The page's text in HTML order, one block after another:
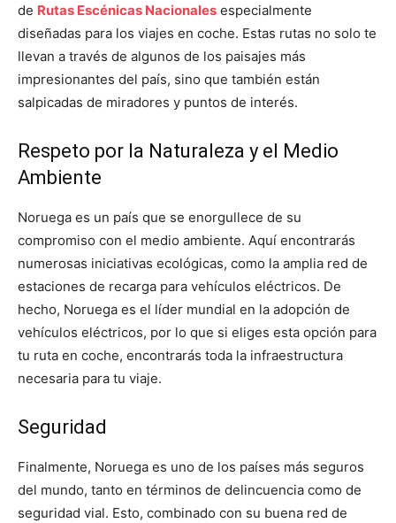
de Rutas Escénicas Nacionales especialmente
diseñadas para los viajes en coche. Estas rutas no solo te
llevan a través de algunos de los paisajes más
impresionantes del país, sino que también están
salpicadas de miradores y puntos de interés.
Respeto por la Naturaleza y el Medio
Ambiente
Noruega es un país que se enorgullece de su
compromiso con el medio ambiente. Aquí encontrarás
numerosas iniciativas ecológicas, como la amplia red de
estaciones de recarga para vehículos eléctricos. De
hecho, Noruega es el líder mundial en la adopción de
vehículos eléctricos, por lo que si eliges esta opción para
tu ruta en coche, encontrarás toda la infraestructura
necesaria para tu viaje.
Seguridad
Finalmente, Noruega es uno de los países más seguros
del mundo, tanto en términos de delincuencia como de
seguridad vial. Esto, combinado con su buena red de